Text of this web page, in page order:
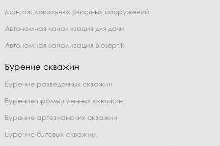
Монтаж локальных очистных сооружений
Автономная канализация для дачи
Автономная канализация Bioseptik
Бурение скважин
Бурение разведочных скважин
Бурение промышленных скважин
Бурение артезианских скважин
Бурение бытовых скважин